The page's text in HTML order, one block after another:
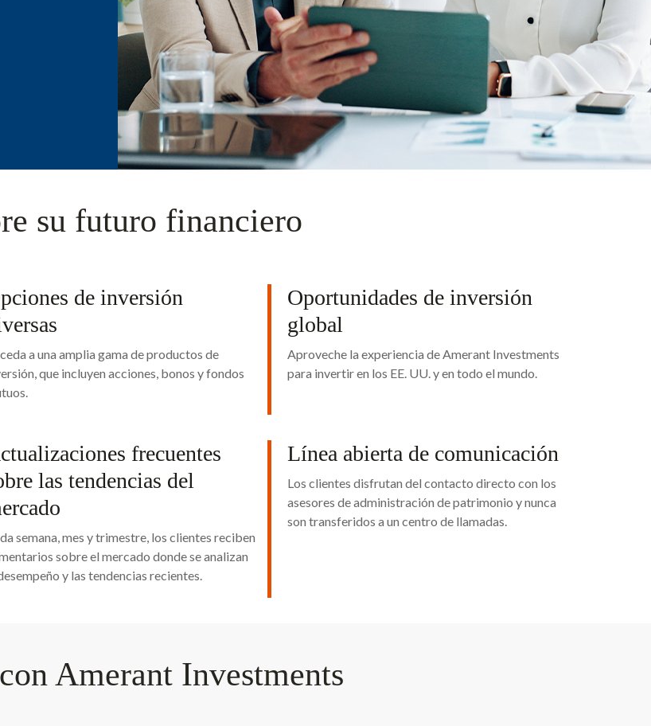
su futuro financiero
de inversión
a una amplia gama de productos de
que incluyen acciones, bonos y fondos
Oportunidades de inversión
global
Aproveche la experiencia de Amerant Investments
para invertir en los EE. UU. y en todo el mundo.
frecuentes
las tendencias del
semana, mes y trimestre, los clientes reciben
sobre el mercado donde se analizan
y las tendencias recientes.
Línea abierta de comunicación
Los clientes disfrutan del contacto directo con los
asesores de administración de patrimonio y nunca
son transferidos a un centro de llamadas.
Amerant Investments